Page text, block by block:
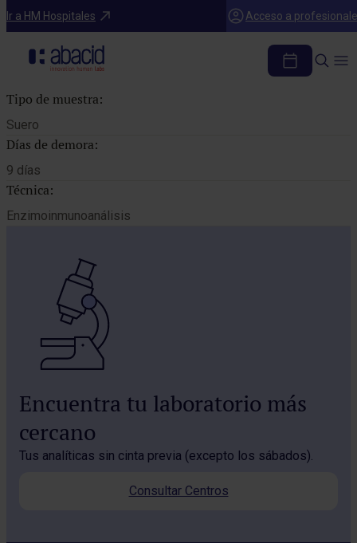
Ir a HM Hospitales Acceso a
Catálogo de pruebas
AC. ANTI SSA/RO
Tipo de muestra:
Suero
Días de demora:
9 días
Técnica:
Enzimoinmunoanálisis
Encuentra tu laboratorio más
cercano
Tus analíticas sin cinta previa (excepto los sábados).
Consultar Centros